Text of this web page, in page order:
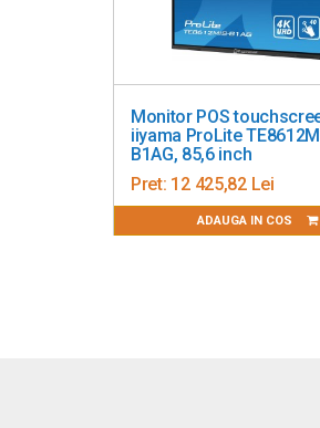
Monitor POS
iiyama ProLite
B1AG, 85,6 inch
Pret: 12 425,82 Lei
ADAUGA IN COS